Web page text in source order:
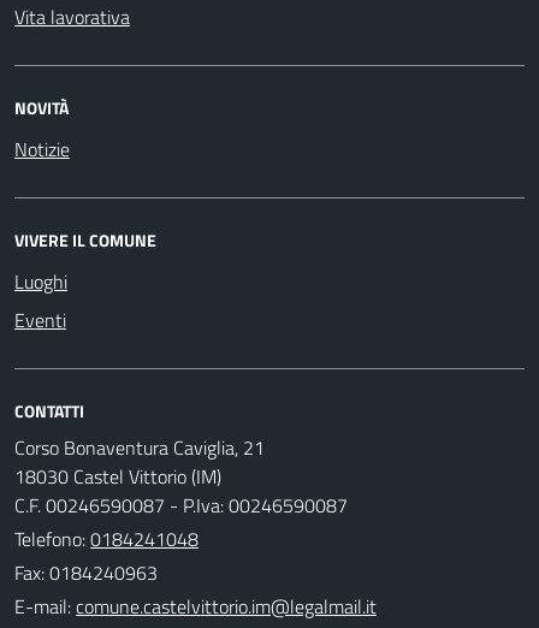
Vita lavorativa
NOVITÀ
Notizie
VIVERE IL COMUNE
Luoghi
Eventi
CONTATTI
Corso Bonaventura Caviglia, 21
18030 Castel Vittorio (IM)
C.F. 00246590087 - P.Iva: 00246590087
Telefono:0184241048
Fax: 0184240963
E-mail: